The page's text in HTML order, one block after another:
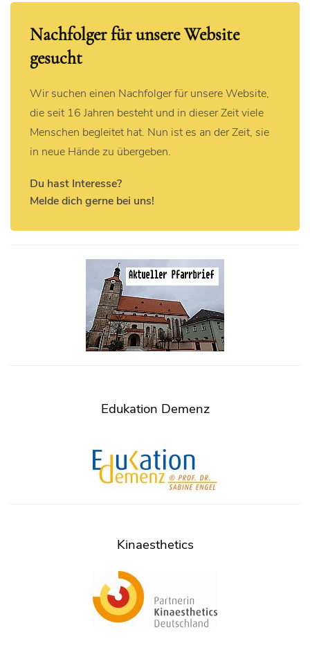
Nachfolger für unsere Website
gesucht
Wir suchen einen Nachfolger für unsere Website,
die seit 16 Jahren besteht und in dieser Zeit viele
Menschen begleitet hat. Nun ist es an der Zeit, sie
in neue Hände zu übergeben.
Du hast Interesse?
Melde dich gerne bei uns!
Edukation Demenz
Kinaesthetics